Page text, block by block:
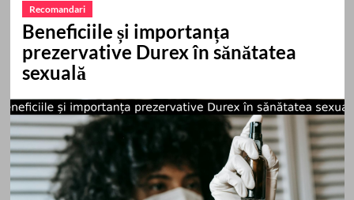
Recomandari
Beneficiile și importanța
prezervative Durex în sănătatea
sexuală